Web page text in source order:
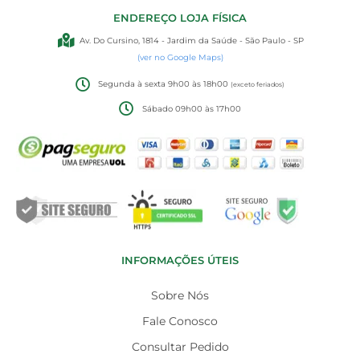
ENDEREÇO LOJA FÍSICA
Av. Do Cursino, 1814 - Jardim da Saúde - São Paulo - SP
(ver no Google Maps)
Segunda à sexta 9h00 às 18h00(exceto feriados)
Sábado 09h00 às 17h00
INFORMAÇÕES ÚTEIS
Sobre Nós
Fale Conosco
Consultar Pedido